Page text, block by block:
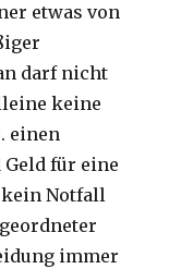
etwas von
darf nicht
keine
einen
für eine
kein Notfall
immer